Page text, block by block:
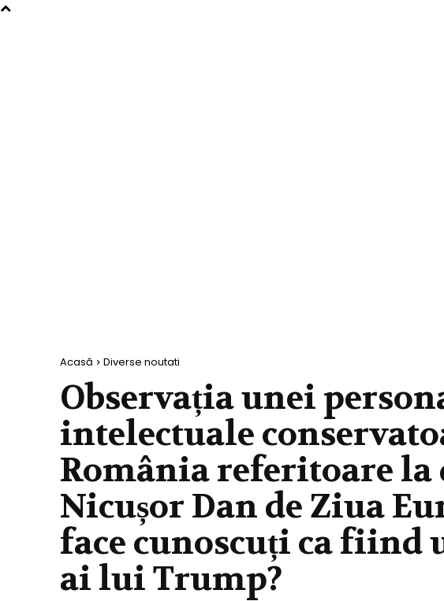
Acasă Diverse noutati
Observația unei
intelectuale
România referitoare
Nicușor Dan de Ziua
face cunoscuți ca
ai lui Trump?